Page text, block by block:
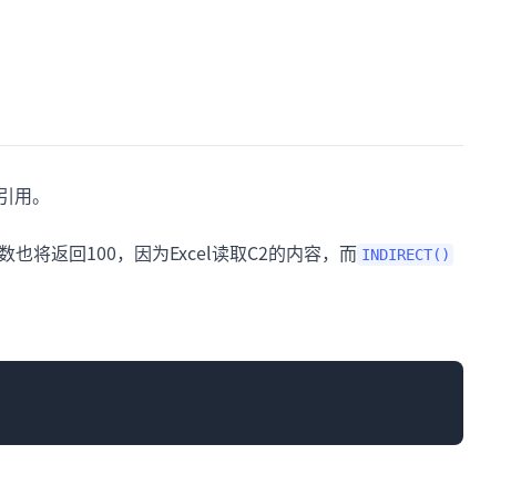
。
也将返回100，因为Excel读取C2的内容，而 INDIRECT()